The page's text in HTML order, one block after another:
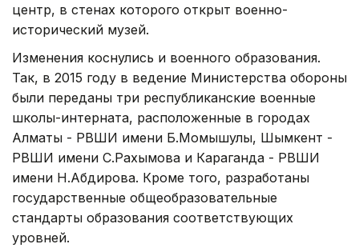
центр, в стенах которого открыт военно-
исторический музей.
Изменения коснулись и военного образования.
Так, в 2015 году в ведение Министерства обороны
были переданы три республиканские военные
школы-интерната, расположенные в городах
Алматы - РВШИ имени Б.Момышулы, Шымкент -
РВШИ имени С.Рахымова и Караганда - РВШИ
имени Н.Абдирова. Кроме того, разработаны
государственные общеобразовательные
стандарты образования соответствующих
уровней.